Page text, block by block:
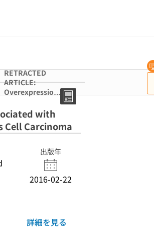
RETRACTED
ARTICLE:
Overexpression
Associated with
Proliferation
and
of Esophageal
Squamous Cell
with
Carcinoma
出版年
2016-02-22
詳細を見る